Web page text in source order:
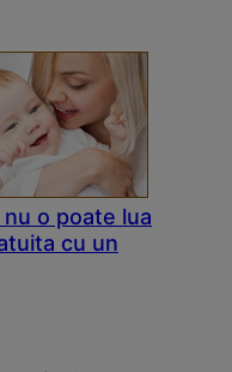
o poate lua
cu un